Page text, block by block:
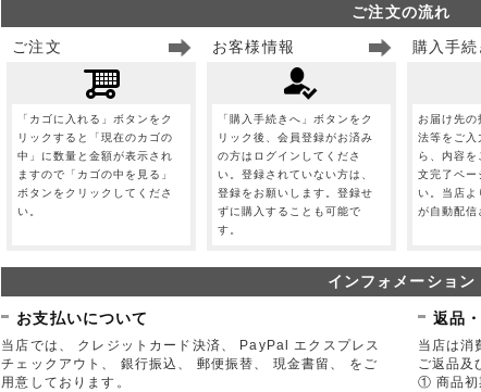
ご注文の流れ
ご注文
「カゴに入れる」ボタンをク
リックすると「現在のカゴの
中」に数量と金額が表示され
ますので「カゴの中を見る」
ボタンをクリックしてくださ
い。
お客様情報
「購入手続きへ」ボタンをク
リック後、会員登録がお済み
の方はログインしてくださ
い。登録されていない方は、
登録をお願いします。登録せ
ずに購入することも可能で
す。
購入手続
お届け先の
法等をご入
ら、内容を
文完了ペー
い。当店よ
が自動配信
インフォメーション
お支払いについて
当店では、 クレジットカード決済、 PayPal エクスプレス
チェックアウト、 銀行振込、 郵便振替、 現金書留、 をご
用意しております。
返品
当店は消
ご返品及
① 商品初